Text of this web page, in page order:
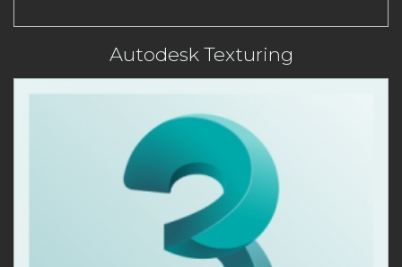
Autodesk Texturing